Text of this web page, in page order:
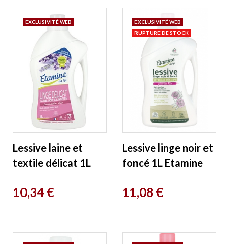
Lessive laine et
textile délicat 1L
Prix
10,34 €
EXCLUSIVITÉ WEB
Lessive linge noir et
foncé 1L Etamine
Prix
11,08 €
EXCLUSIVITÉ WEB
RUPTURE DE STOCK